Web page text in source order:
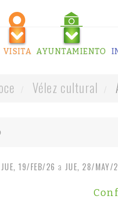
VISITA AYUNTAMIENTO
Vélez cultural
JUE, 19/FEB/26 a JUE, 28/MAY/